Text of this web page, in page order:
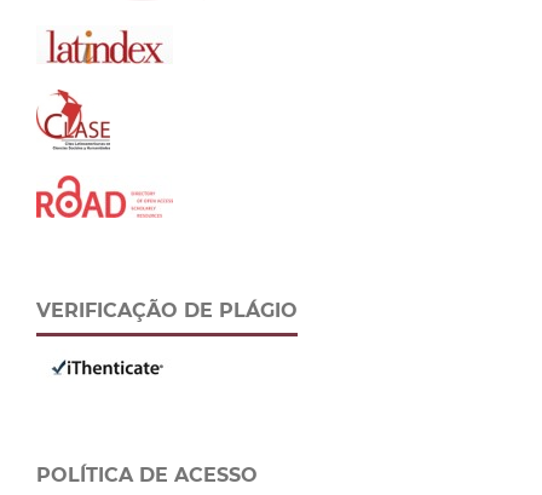
VERIFICAÇÃO DE PLÁGIO
POLÍTICA DE ACESSO